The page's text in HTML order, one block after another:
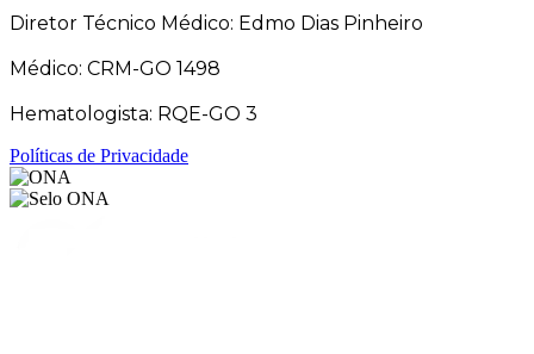
Diretor Técnico Médico: Edmo Dias Pinheiro
Médico: CRM-GO 1498
Hematologista: RQE-GO 3
Políticas de Privacidade